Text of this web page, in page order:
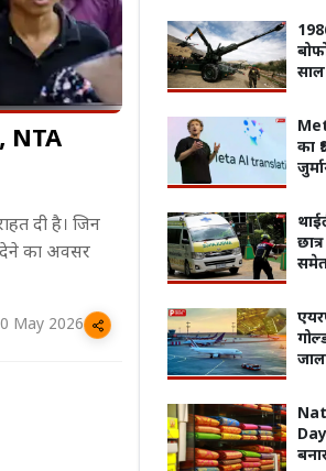
गाने से वायरल हुए
JPSC-JSSC छात्रों का
पंखे से सुखाया जा
एक्सप्रेसवे, अखिलेश
वायरल Video!
साल पुरानी बसों के नियम पर बवाल, 7 अगस्त
अनिश्चितकालीन हड़ताल पर जाएंगे प्राइवेट बस
प्रदेश
की
NTA
दी है। जिन
देने का अवसर
May 2026
साल बाद
का